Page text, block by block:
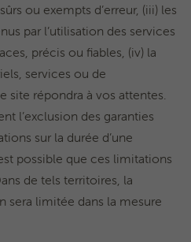
ou exempts d’erreur, (iii) les
par l’utilisation des services
précis ou fiables, (iv) la
services ou de
site répondra à vos attentes.
l’exclusion des garanties
sur la durée d’une
possible que ces limitations
de tels territoires, la
sera limitée dans la mesure